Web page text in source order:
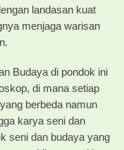
landasan kuat
menjaga warisan
Budaya di pondok ini
di mana setiap
berbeda namun
karya seni dan
seni dan budaya yang